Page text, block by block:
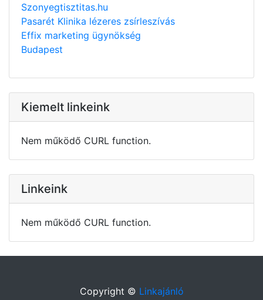
Szonyegtisztitas.hu
Pasarét Klinika lézeres zsírleszívás
Effix marketing ügynökség
Budapest
Kiemelt linkeink
Nem működő CURL function.
Linkeink
Nem működő CURL function.
Copyright © Linkajánló